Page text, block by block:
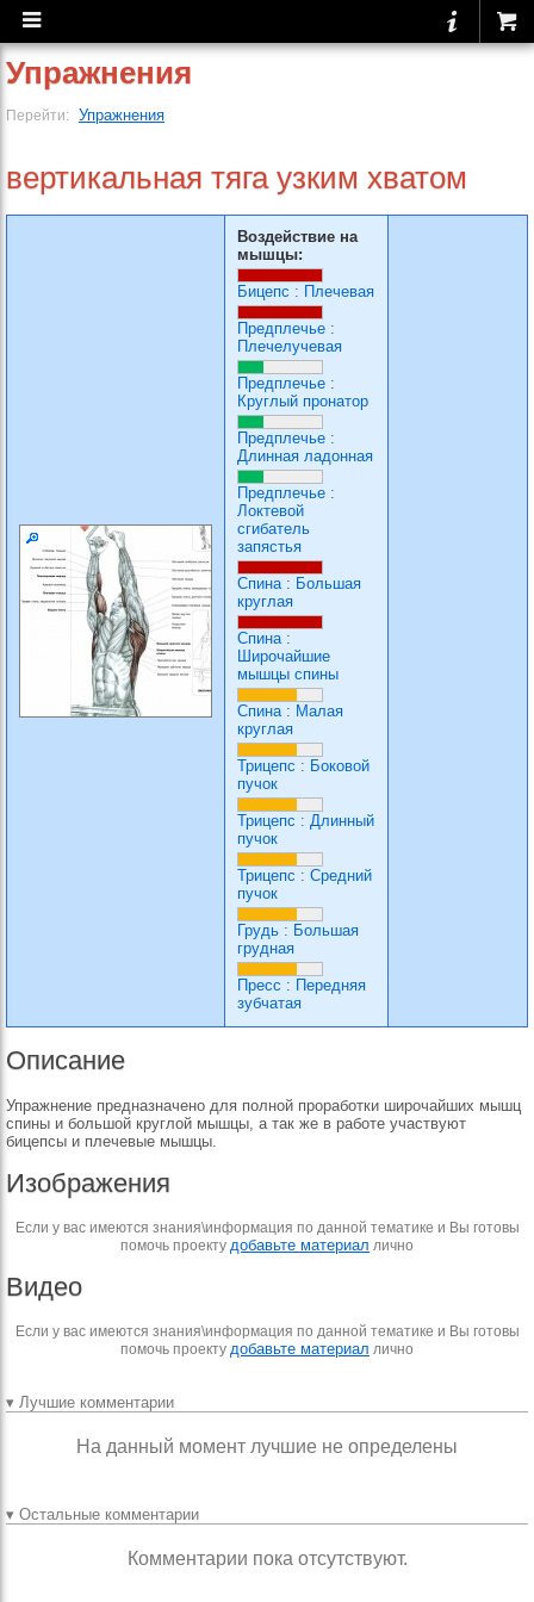
Упражнения
Перейти: Упражнения
вертикальная тяга узким хватом
Воздействие на
мышцы:
Бицепс : Плечевая
Предплечье :
Плечелучевая
Предплечье :
Круглый пронатор
Предплечье :
Длинная ладонная
Предплечье :
Локтевой
сгибатель
запястья
Спина: Большая
круглая
Спина:
Широчайшие
мышцы спины
Спина: Малая
круглая
Трицепс : Боковой
пучок
Трицепс : Длинный
пучок
Трицепс : Средний
пучок
Грудь : Большая
грудная
Пресс : Передняя
зубчатая
Описание
Упражнение предназначено для полной проработки широчайших мышц
спины и большой круглой мышцы, а так же в работе участвуют
бицепсы и плечевые мышцы.
Изображения
Если у вас имеются знания\информация по данной тематике и Вы готовы
помочь проекту добавьте материал лично
Видео
Если у вас имеются знания\информация по данной тематике и Вы готовы
помочь проекту добавьте материал лично
▾ Лучшие комментарии
На данный момент лучшие не определены
▾ Остальные комментарии
Комментарии пока отсутствуют.